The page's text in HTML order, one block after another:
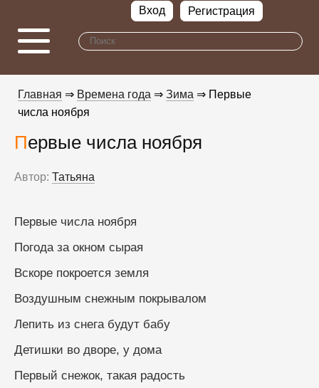
Вход Регистрация
Главная ⇒ Времена года ⇒ Зима ⇒ Первые
числа ноября
Первые числа ноября
Автор: Татьяна
Первые числа ноября
Погода за окном сырая
Вскоре покроется земля
Воздушным снежным покрывалом
Лепить из снега будут бабу
Детишки во дворе, у дома
Первый снежок, такая радость